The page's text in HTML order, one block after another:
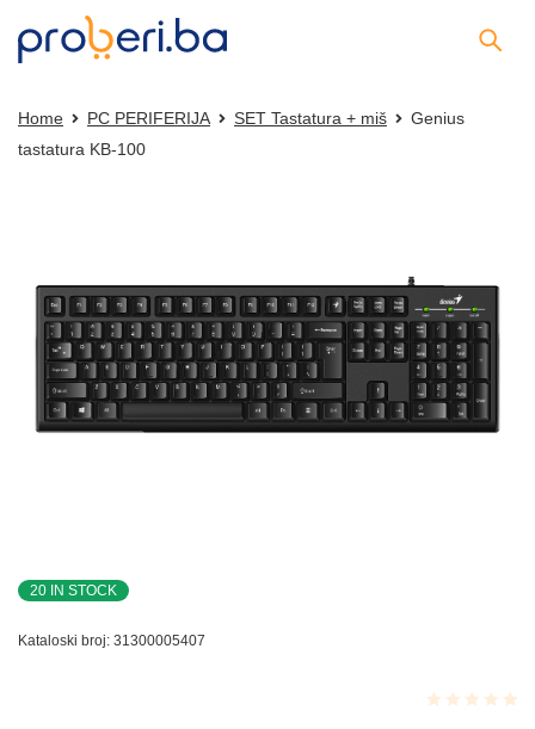
Home PC PERIFERIJA SET Tastatura + miš
Genius
tastatura KB-100
20 IN STOCK
Kataloski broj: 31300005407